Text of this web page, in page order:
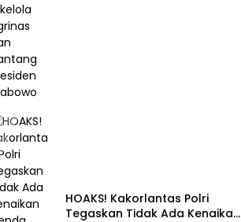
HOAKS! Kakorlantas Polri
Tegaskan Tidak Ada Kenaikan